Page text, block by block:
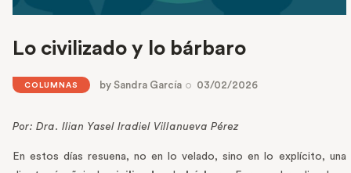
Lo civilizado y lo bárbaro
COLUMNAS bySandra García 03/02/2026
Por: Dra. Ilian Yasel Iradiel Villanueva Pérez
En estos días resuena, no en lo velado, sino en lo explícito, una